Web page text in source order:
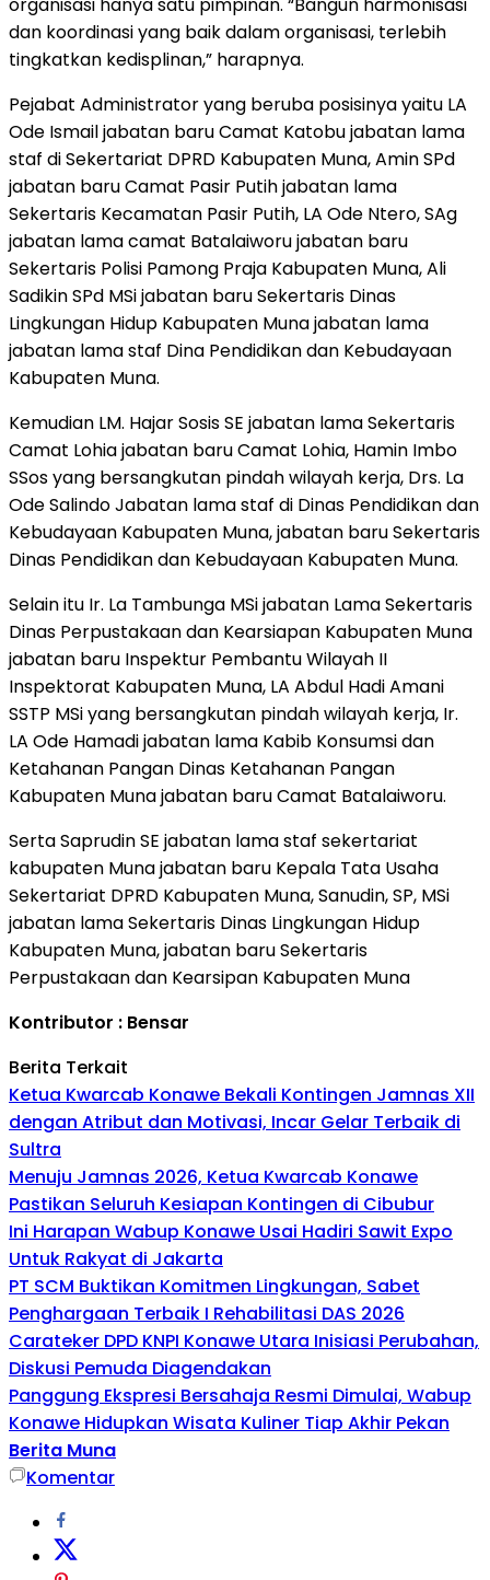
dan koordinasi yang baik dalam organisasi, terlebih
tingkatkan kedisplinan,” harapnya.
Pejabat Administrator yang beruba posisinya yaitu LA
Ode Ismail jabatan baru Camat Katobu jabatan lama
staf di Sekertariat DPRD Kabupaten Muna, Amin SPd
jabatan baru Camat Pasir Putih jabatan lama
Sekertaris Kecamatan Pasir Putih, LA Ode Ntero, SAg
jabatan lama camat Batalaiworu jabatan baru
Sekertaris Polisi Pamong Praja Kabupaten Muna, Ali
Sadikin SPd MSi jabatan baru Sekertaris Dinas
Lingkungan Hidup Kabupaten Muna jabatan lama
jabatan lama staf Dina Pendidikan dan Kebudayaan
Kabupaten Muna.
Kemudian LM. Hajar Sosis SE jabatan lama Sekertaris
Camat Lohia jabatan baru Camat Lohia, Hamin Imbo
SSos yang bersangkutan pindah wilayah kerja, Drs. La
Ode Salindo Jabatan lama staf di Dinas Pendidikan dan
Kebudayaan Kabupaten Muna, jabatan baru Sekertaris
Dinas Pendidikan dan Kebudayaan Kabupaten Muna.
Selain itu Ir. La Tambunga MSi jabatan Lama Sekertaris
Dinas Perpustakaan dan Kearsiapan Kabupaten Muna
jabatan baru Inspektur Pembantu Wilayah II
Inspektorat Kabupaten Muna, ‎LA Abdul Hadi Amani
SSTP MSi yang bersangkutan pindah wilayah kerja, ‎Ir.
LA Ode Hamadi jabatan lama Kabib Konsumsi dan
Ketahanan Pangan Dinas Ketahanan Pangan
Kabupaten Muna jabatan baru Camat Batalaiworu.
Serta ‎Saprudin SE jabatan lama staf sekertariat
kabupaten Muna jabatan baru Kepala Tata Usaha
Sekertariat DPRD Kabupaten Muna, ‎Sanudin, SP, MSi
jabatan lama Sekertaris Dinas Lingkungan Hidup
Kabupaten Muna, jabatan baru Sekertaris
Perpustakaan dan Kearsipan Kabupaten Muna
Kontributor : Bensar
Berita Terkait
Ketua Kwarcab Konawe Bekali Kontingen Jamnas XII
dengan Atribut dan Motivasi, Incar Gelar Terbaik di
Sultra
Menuju Jamnas 2026, Ketua Kwarcab Konawe
Pastikan Seluruh Kesiapan Kontingen di Cibubur
Ini Harapan Wabup Konawe Usai Hadiri Sawit Expo
Untuk Rakyat di Jakarta
PT SCM Buktikan Komitmen Lingkungan, Sabet
Penghargaan Terbaik I Rehabilitasi DAS 2026
Carateker DPD KNPI Konawe Utara Inisiasi Perubahan,
Diskusi Pemuda Diagendakan
Panggung Ekspresi Bersahaja Resmi Dimulai, Wabup
Konawe Hidupkan Wisata Kuliner Tiap Akhir Pekan
Berita Muna
Komentar